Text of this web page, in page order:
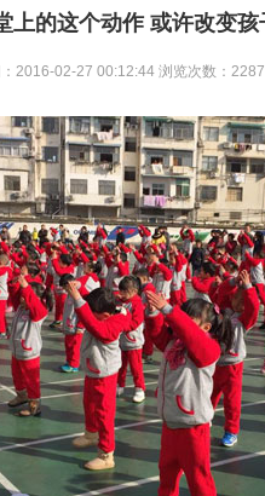
上的这个动作 或许改变
2016-02-27 00:12:44 浏览次数：2287